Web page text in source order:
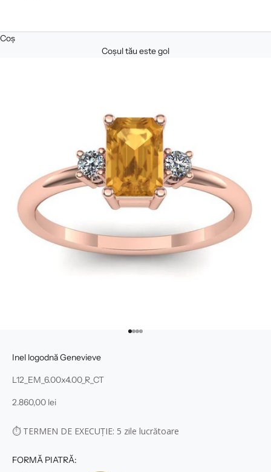
Coș
Coșul tău este gol
Mergi la articolul 1
Mergi la articolul 2
Mergi la articolul 3
Mergi la articolul 4
Inel logodnă Genevieve
L12_EM_6.00x4.00_R_CT
Preț redus
2.860,00 lei
⏱ TERMEN DE EXECUȚIE: 5 zile lucrătoare
FORMĂ PIATRĂ: